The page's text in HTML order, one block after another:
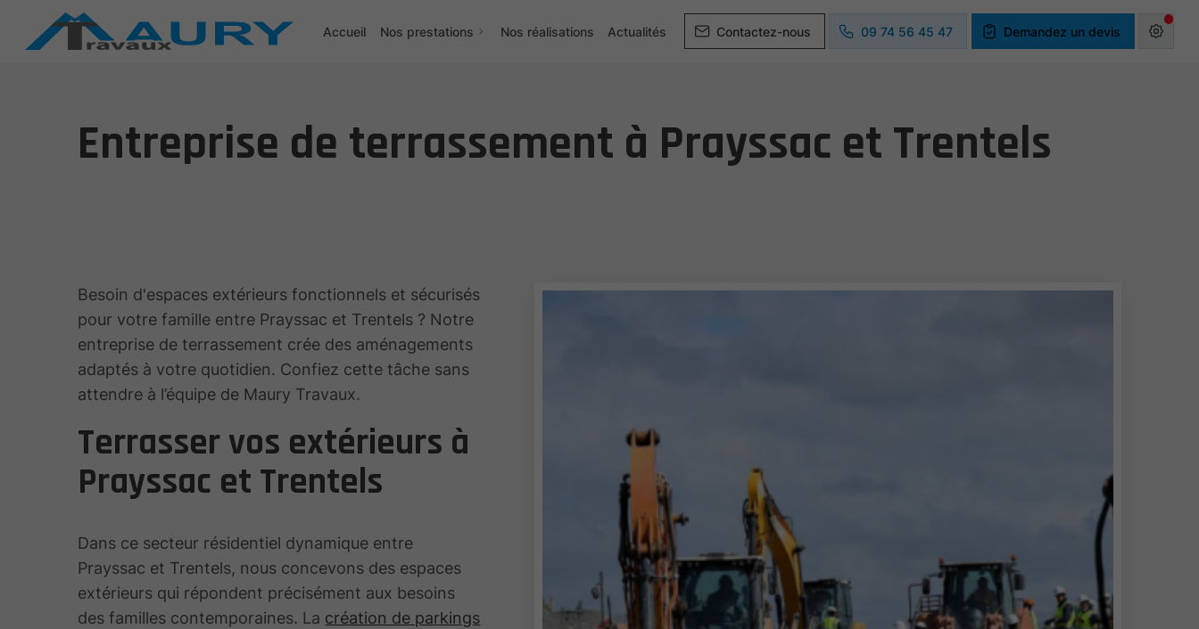
Accueil Nos prestations Nos réalisations Actualités Contactez-nous 09 74 56 45 47 Demandez un devis
Entreprise de terrassement à Prayssac et Trentels
Besoin d'espaces extérieurs fonctionnels et sécurisés
pour votre famille entre Prayssac et Trentels ? Notre
entreprise de terrassement crée des aménagements
adaptés à votre quotidien. Confiez cette tâche sans
attendre à l’équipe de Maury Travaux.
Terrasser vos extérieurs à
Prayssac et Trentels
Dans ce secteur résidentiel dynamique entre
Prayssac et Trentels, nous concevons des espaces
extérieurs qui répondent précisément aux besoins
des familles contemporaines. La création de parkings